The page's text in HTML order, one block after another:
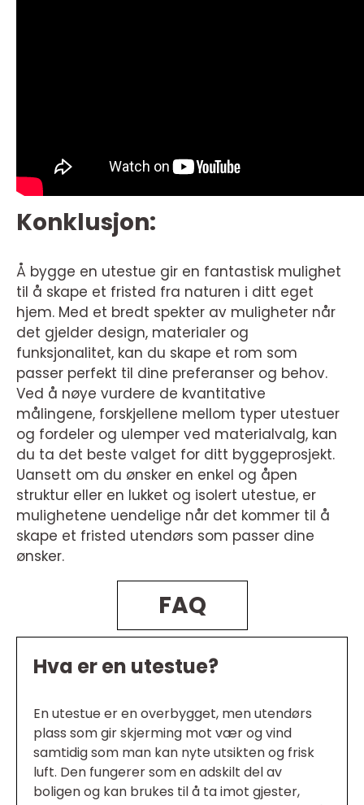
Konklusjon:
Å bygge en utestue gir en fantastisk mulighet
til å skape et fristed fra naturen i ditt eget
hjem. Med et bredt spekter av muligheter når
det gjelder design, materialer og
funksjonalitet, kan du skape et rom som
passer perfekt til dine preferanser og behov.
Ved å nøye vurdere de kvantitative
målingene, forskjellene mellom typer utestuer
og fordeler og ulemper ved materialvalg, kan
du ta det beste valget for ditt byggeprosjekt.
Uansett om du ønsker en enkel og åpen
struktur eller en lukket og isolert utestue, er
mulighetene uendelige når det kommer til å
skape et fristed utendørs som passer dine
ønsker.
FAQ
Hva er en utestue?
En utestue er en overbygget, men utendørs
plass som gir skjerming mot vær og vind
samtidig som man kan nyte utsikten og frisk
luft. Den fungerer som en adskilt del av
boligen og kan brukes til å ta imot gjester,